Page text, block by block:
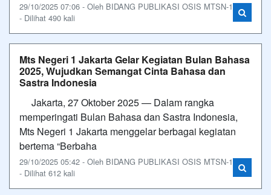
29/10/2025 07:06 - Oleh BIDANG PUBLIKASI OSIS MTSN-1
- Dilihat 490 kali
Mts Negeri 1 Jakarta Gelar Kegiatan Bulan Bahasa
2025, Wujudkan Semangat Cinta Bahasa dan
Sastra Indonesia
Jakarta, 27 Oktober 2025 — Dalam rangka
memperingati Bulan Bahasa dan Sastra Indonesia,
Mts Negeri 1 Jakarta menggelar berbagai kegiatan
bertema “Berbaha
29/10/2025 05:42 - Oleh BIDANG PUBLIKASI OSIS MTSN-1
- Dilihat 612 kali